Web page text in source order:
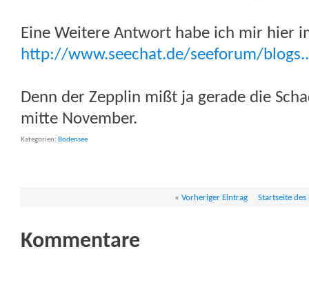
Eine Weitere Antwort habe ich mir hier
http://www.seechat.de/seeforum/
Denn der Zepplin mißt ja gerade die
mitte November.
Kategorien Bodensee
« Vorheriger Eintrag Startseite des
Kommentare